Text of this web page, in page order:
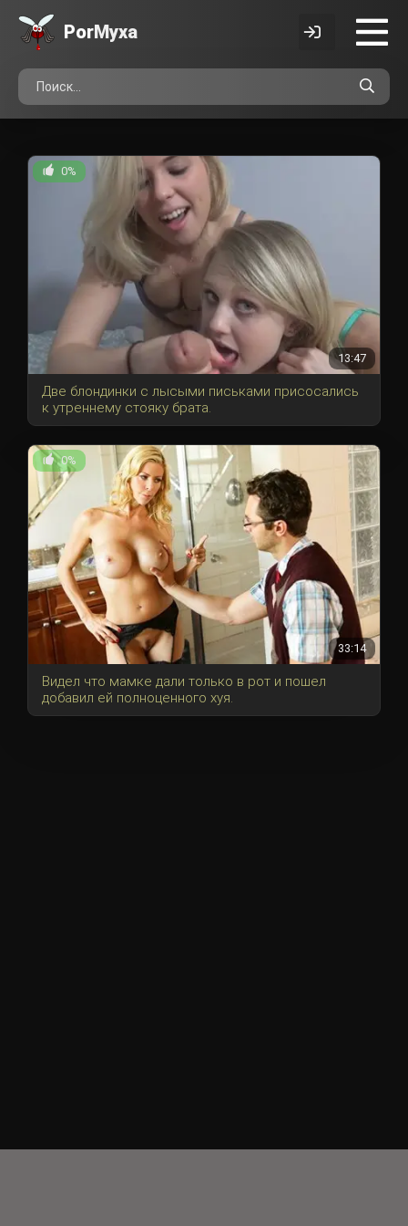
PorMyxa
0%
13:47
Две блондинки с лысыми письками присосались
к утреннему стояку брата.
0%
33:14
Видел что мамке дали только в рот и пошел
добавил ей полноценного хуя.